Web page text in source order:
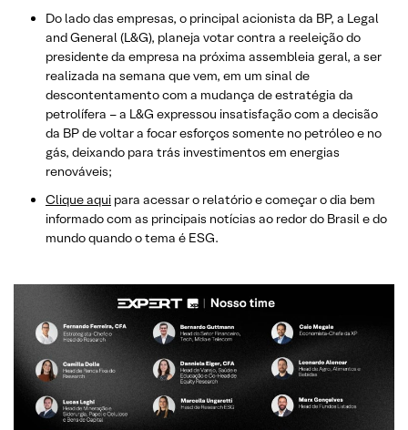
Do lado das empresas, o principal acionista da BP, a Legal
and General (L&G), planeja votar contra a reeleição do
presidente da empresa na próxima assembleia geral, a ser
realizada na semana que vem, em um sinal de
descontentamento com a mudança de estratégia da
petrolífera – a L&G expressou insatisfação com a decisão
da BP de voltar a focar esforços somente no petróleo e no
gás, deixando para trás investimentos em energias
renováveis;
Clique aqui para acessar o relatório e começar o dia bem
informado com as principais notícias ao redor do Brasil e do
mundo quando o tema é ESG.